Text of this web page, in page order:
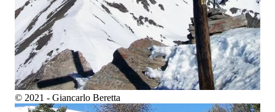
© 2021 - Giancarlo Beretta